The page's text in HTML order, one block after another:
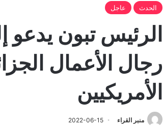
الحدث عاجل
الرئيس تبون يدعو
رجال الأعمال
الأمريكيين
منبر القراء 2022-06-15